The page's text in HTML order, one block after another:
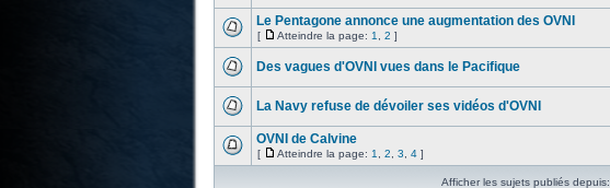
Le Pentagone annonce une augmentation des OVNI
[ Atteindre la page: 1 2 ]
Des vagues d'OVNI vues dans le Pacifique
La Navy refuse de dévoiler ses vidéos d'OVNI
OVNI de Calvine
[ Atteindre la page: 1 2 3 4]
Afficher les sujets publiés depuis: